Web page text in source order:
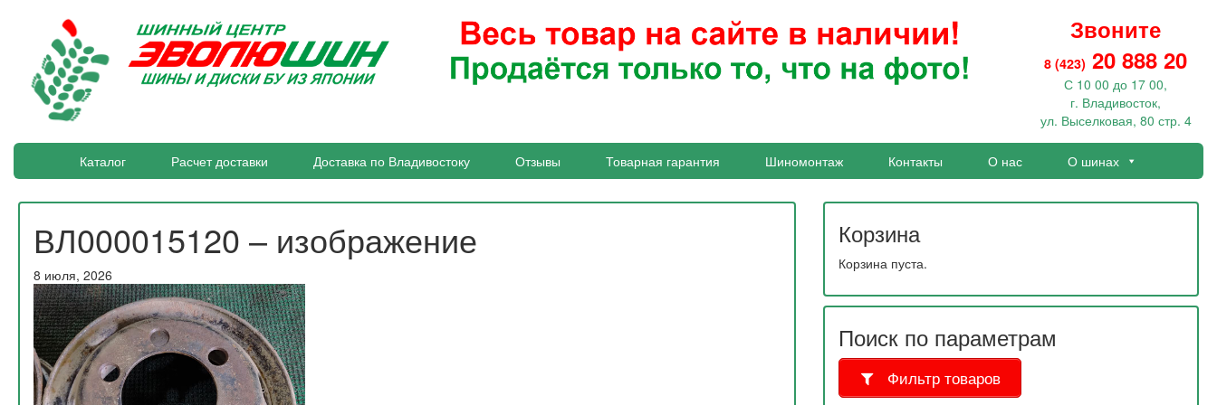
Звоните
8 (423) 20 888 20
С 10 00 до 17 00,
г. Владивосток,
ул. Выселковая, 80 стр. 4
Каталог Расчет доставки Доставка по Владивостоку Отзывы Товарная гарантия Шиномонтаж Контакты О нас О шинах
ВЛ000015120 – изображение
8 июля, 2026
Корзина
Корзина пуста.
Поиск по параметрам
Фильтр товаров